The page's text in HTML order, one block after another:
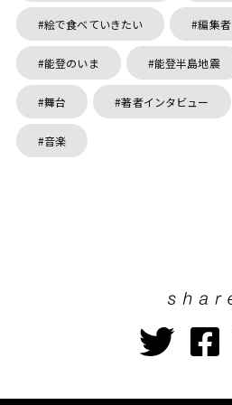
絵で食べていきたい 編集者
能登のいま 能登半島地震
舞台 著者インタビュー
音楽